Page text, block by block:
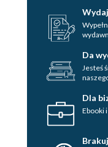
Da
Jesteś
Dla
Ebooki